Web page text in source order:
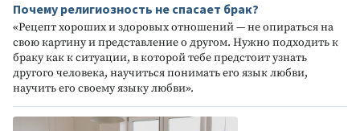
Почему религиозность не спасает брак?
«Рецепт хороших и здоровых отношений — не опираться на
свою картину и представление о другом. Нужно подходить к
браку как к ситуации, в которой тебе предстоит узнать
другого человека, научиться понимать его язык любви,
научить его своему языку любви».